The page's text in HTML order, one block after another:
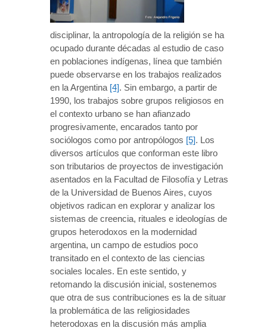
disciplinar, la antropología de la religión se ha
ocupado durante décadas al estudio de caso
en poblaciones indígenas, línea que también
puede observarse en los trabajos realizados
en la Argentina [4]. Sin embargo, a partir de
1990, los trabajos sobre grupos religiosos en
el contexto urbano se han afianzado
progresivamente, encarados tanto por
sociólogos como por antropólogos [5]. Los
diversos artículos que conforman este libro
son tributarios de proyectos de investigación
asentados en la Facultad de Filosofía y Letras
de la Universidad de Buenos Aires, cuyos
objetivos radican en explorar y analizar los
sistemas de creencia, rituales e ideologías de
grupos heterodoxos en la modernidad
argentina, un campo de estudios poco
transitado en el contexto de las ciencias
sociales locales. En este sentido, y
retomando la discusión inicial, sostenemos
que otra de sus contribuciones es la de situar
la problemática de las religiosidades
heterodoxas en la discusión más amplia